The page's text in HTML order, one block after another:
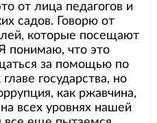
от лица педагогов и
садов. Говорю от
которые посещают
понимаю, что это
за помощью по
государства, но
как ржавчина,
всех уровнях нашей